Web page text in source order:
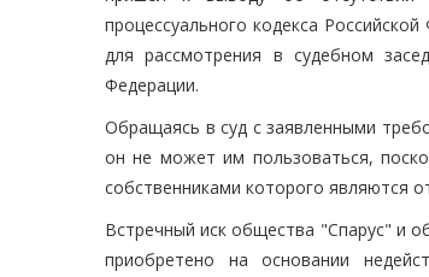
процессуального кодекса
для рассмотрения в судебном
Федерации.
Обращаясь в суд с заявленными
он не может им пользоваться,
собственниками которого являются
Встречный иск общества "Спарус" и
приобретено на основании